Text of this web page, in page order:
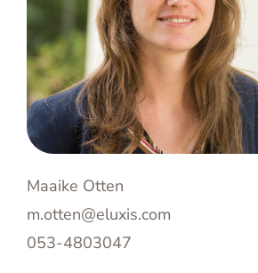
Maaike Otten
m.otten@eluxis.com
053-4803047